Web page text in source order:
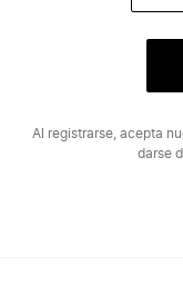
Al registrarse, acepta
darse